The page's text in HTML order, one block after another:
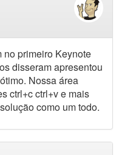
no primeiro Keynote
disseram apresentou
Nossa área
ctrl+c ctrl+v e mais
como um todo.